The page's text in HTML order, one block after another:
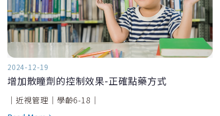
2024-12-19
增加散瞳劑的控制效果-正確點藥方式
｜近視管理｜學齡6-18｜